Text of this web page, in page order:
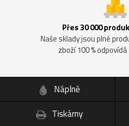
Přes 30 000
Naše sklady jsou plné
zboží 100 %
Náplně
Tiskárny